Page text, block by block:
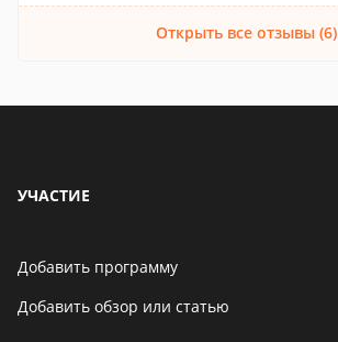
Открыть все отзывы (6)
УЧАСТИЕ
Добавить программу
Добавить обзор или статью